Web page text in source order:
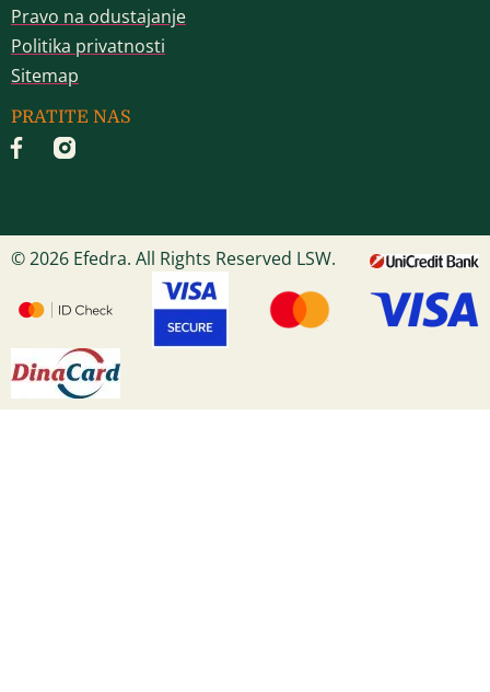
Pravo na odustajanje
Politika privatnosti
Sitemap
PRATITE NAS
© 2026 Efedra. All Rights Reserved LSW.